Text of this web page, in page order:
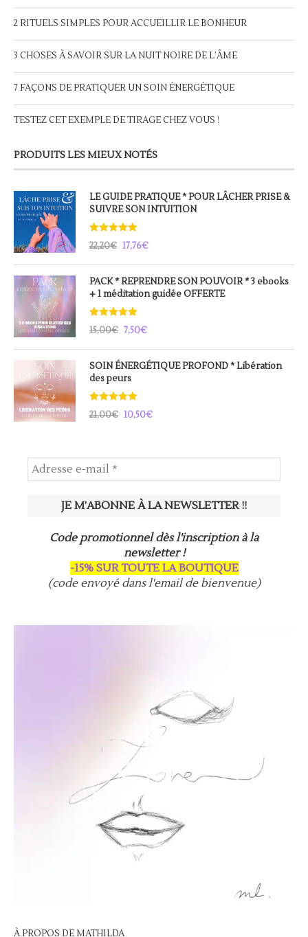
2 RITUELS SIMPLES POUR ACCUEILLIR LE BONHEUR
3 CHOSES À SAVOIR SUR LA NUIT NOIRE DE L’ÂME
7 FAÇONS DE PRATIQUER UN SOIN ÉNERGÉTIQUE
TESTEZ CET EXEMPLE DE TIRAGE CHEZ VOUS !
PRODUITS LES MIEUX NOTÉS
LE GUIDE PRATIQUE * POUR LÂCHER PRISE &
SUIVRE SON INTUITION
Note 5.00
sur 5
22,20€
Le
prix
initial
était :
22,20€.
17,76€
Le
prix
actuel
17,76€.
PACK * REPRENDRE SON POUVOIR * 3 ebooks
+ 1 méditation guidée OFFERTE
Note5.00
sur 5
15,00€
Le
prix
initial
était :
15,00€.
7,50€
Le
prix
actuel
est :
7,50€.
SOIN ÉNERGÉTIQUE PROFOND * Libération
des peurs
Note5.00
sur 5
21,00€
initial
était :
10,50€
actuel
est :
Code promotionnel dès l'inscription à la
newsletter !
-15% SUR TOUTE LA BOUTIQUE
(code envoyé dans l'email de bienvenue)
À PROPOS DE MATHILDA